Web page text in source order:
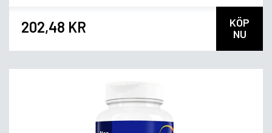
202,48 KR
KÖP
NU